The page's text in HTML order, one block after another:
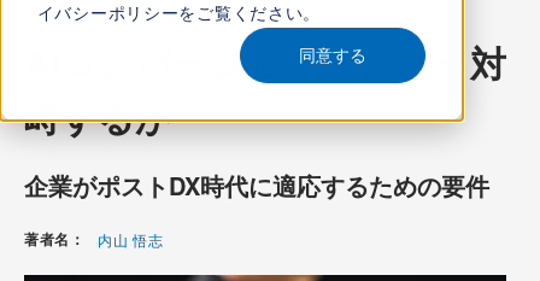
イバシーポリシーをご覧ください。
同意する
コンテンツ番号：R-224051 発刊日：2024年5月7日
AIコンバージェンスにどう対
峙するか
企業がポストDX時代に適応するための要件
著者名： 内山 悟志